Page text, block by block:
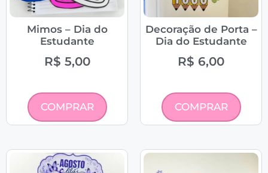
Mimos – Dia do
Estudante
R$ 5,00
COMPRAR
Decoração de Porta –
Dia do Estudante
R$ 6,00
COMPRAR